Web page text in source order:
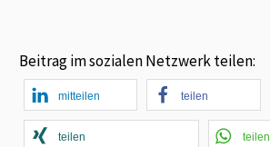
Beitrag im sozialen Netzwerk teilen:
mitteilen teilen
teilen teilen